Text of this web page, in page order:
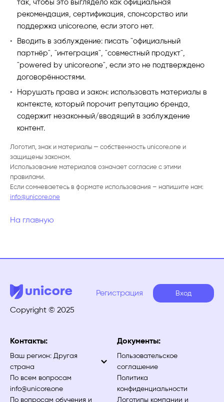
так, чтобы это выглядело как официальная
рекомендация, сертификация, спонсорство или
поддержка unicore.one, если этого нет.
Вводить в заблуждение: писать "официальный
партнёр", "интеграция", "совместный продукт",
"powered by unicore.one", если это не подтверждено
договорённостями.
Нарушать права и закон: использовать материалы в
контексте, который порочит репутацию бренда,
содержит незаконный/вводящий в заблуждение
контент.
Логотип, знак и материалы — собственность unicore.one и
защищены законом.
Использование материалов означает согласие с этими
правилами.
Если сомневаетесь в формате использования – напишите нам:
info@unicore.one
На главную
Copyright © 2025
Регистрация Вход
Контакты:
Ваш регион: Другая
страна
По всем вопросам
info@unicore.one
По вопросам обучения и
Документы:
Пользовательское
соглашение
Политика
конфиденциальности
Логотипы компании и